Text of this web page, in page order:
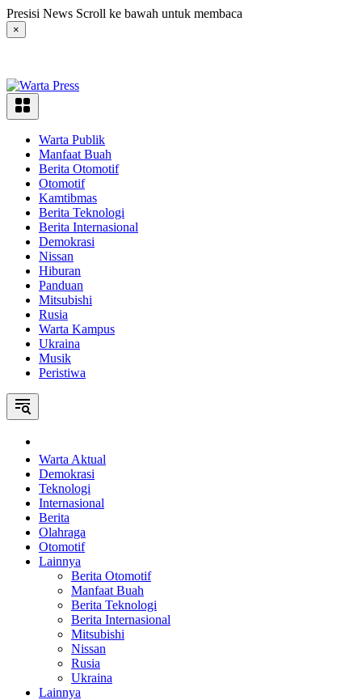
Langsung
ke
konten
Presisi News Scroll ke bawah untuk membaca
×
Warta Publik
Manfaat Buah
Berita Otomotif
Otomotif
Kamtibmas
Berita Teknologi
Berita Internasional
Demokrasi
Nissan
Hiburan
Panduan
Mitsubishi
Rusia
Warta Kampus
Ukraina
Musik
Peristiwa
Warta Aktual
Demokrasi
Teknologi
Internasional
Berita
Olahraga
Otomotif
Lainnya
Berita Otomotif
Manfaat Buah
Berita Teknologi
Berita Internasional
Mitsubishi
Nissan
Rusia
Ukraina
Lainnya